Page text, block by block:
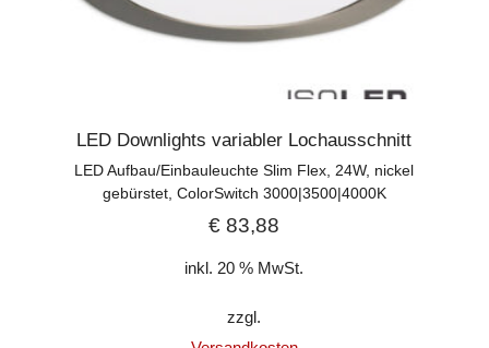
LED Downlights variabler Lochausschnitt
LED Aufbau/Einbauleuchte Slim Flex, 24W, nickel
gebürstet, ColorSwitch 3000|3500|4000K
€ 83,88
inkl. 20 % MwSt.
zzgl.